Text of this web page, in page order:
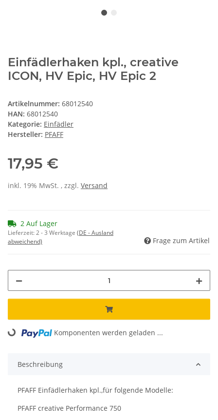
Einfädlerhaken kpl., creative
ICON, HV Epic, HV Epic 2
Artikelnummer: 68012540
HAN: 68012540
Kategorie: Einfädler
Hersteller: PFAFF
17,95 €
inkl. 19% MwSt. , zzgl. Versand
2 Auf Lager
Lieferzeit:2 - 3 Werktage (DE - Ausland
abweichend)
Frage zum Artikel
Loading... Komponenten werden geladen ...
Beschreibung
PFAFF Einfädlerhaken kpl.,für folgende Modelle:
PFAFF creative Performance 750